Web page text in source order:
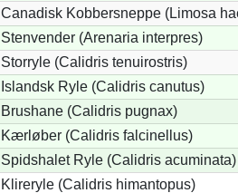
Canadisk Kobbersneppe (Limosa
Stenvender (Arenaria interpres)
Storryle (Calidris tenuirostris)
Islandsk Ryle (Calidris canutus)
Brushane (Calidris pugnax)
Kærløber (Calidris falcinellus)
Spidshalet Ryle (Calidris acuminata)
Klireryle (Calidris himantopus)